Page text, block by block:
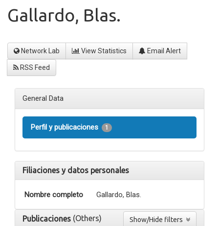
Gallardo, Blas.
Network Lab View Statistics Email Alert
RSS Feed
General Data
Perfil y publicaciones 1
Filiaciones y datos personales
Nombre completo Gallardo, Blas.
Publicaciones (Others)